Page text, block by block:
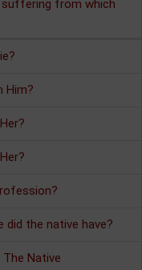
suffering from which
Him?
did the native have?
Native